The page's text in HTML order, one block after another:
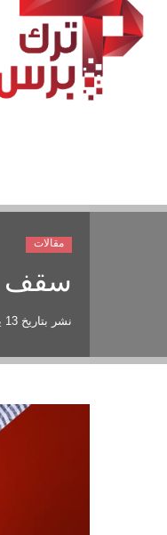
سقف
نشر بتاريخ 13 يونيو 2026
مقالات